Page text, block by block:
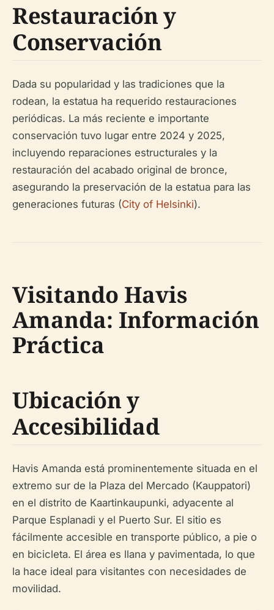
Restauración y
Conservación
Dada su popularidad y las tradiciones que la
rodean, la estatua ha requerido restauraciones
periódicas. La más reciente e importante
conservación tuvo lugar entre 2024 y 2025,
incluyendo reparaciones estructurales y la
restauración del acabado original de bronce,
asegurando la preservación de la estatua para las
generaciones futuras (City of Helsinki).
Visitando Havis
Amanda: Información
Práctica
Ubicación y
Accesibilidad
Havis Amanda está prominentemente situada en el
extremo sur de la Plaza del Mercado (Kauppatori)
en el distrito de Kaartinkaupunki, adyacente al
Parque Esplanadi y el Puerto Sur. El sitio es
fácilmente accesible en transporte público, a pie o
en bicicleta. El área es llana y pavimentada, lo que
la hace ideal para visitantes con necesidades de
movilidad.